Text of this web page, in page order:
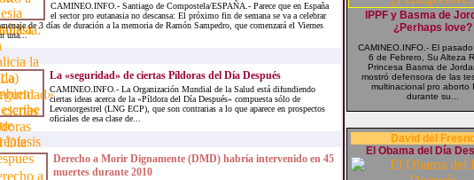
CAMINEO.INFO.- Santiago de Compostela/ESPAÑA.- Parece que en España
el sector pro eutanasia no descansa: El próximo fin de semana se va a celebrar
de 3 días de duración a la memoria de Ramón Sampedro, que comenzará el Viernes
una...
La «seguridad» de ciertas Píldoras del Día Después
CAMINEO.INFO.- La Organización Mundial de la Salud está difundiendo
ciertas ideas acerca de la «Píldora del Día Después» compuesta sólo de
Levonorgestrel (LNG ECP), que son contrarias a lo que aparece en prospectos
oficiales de esa clase de...
Derecho a Morir Dignamente (DMD) habría intervenido en 45
muertes durante 2010
IPPF y Basma de
¿Perhaps love?
CAMINEO.INFO.- El
6 de Febrero, Su Alteza
Princesa Basma de
mostró defensora de las
multinacional pro aborto
durante su...
David del
El Obama del Día